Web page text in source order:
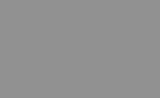
1921 e.V.
Familie